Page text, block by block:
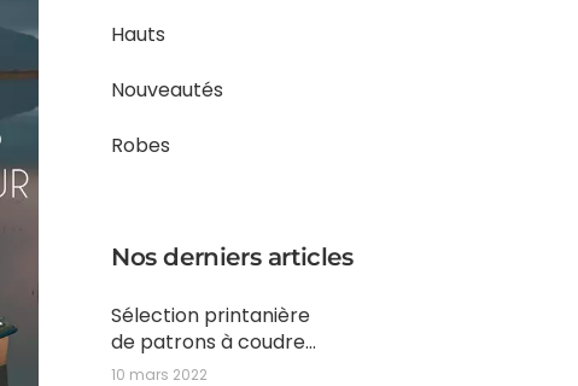
Hauts
Nouveautés
Robes
Nos derniers articles
Sélection printanière
de patrons à coudre
en tissu Solis
10 mars 2022